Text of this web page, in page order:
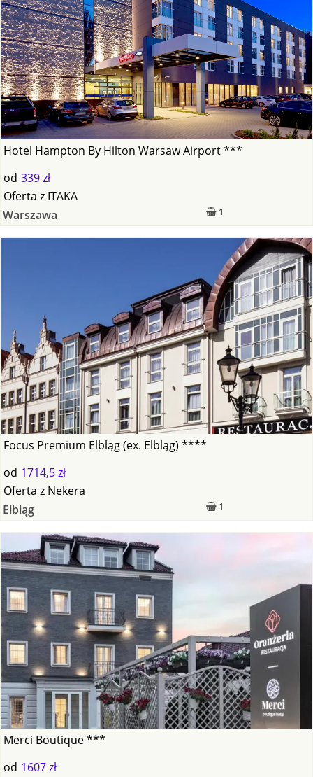
Hotel Hampton By Hilton Warsaw Airport ***
od 339 zł
1
Oferta z ITAKA
Warszawa
Focus Premium Elbląg (ex. Elbląg) ****
od 1714,5 zł
1
Oferta z Nekera
Elbląg
Merci Boutique ***
od 1607 zł